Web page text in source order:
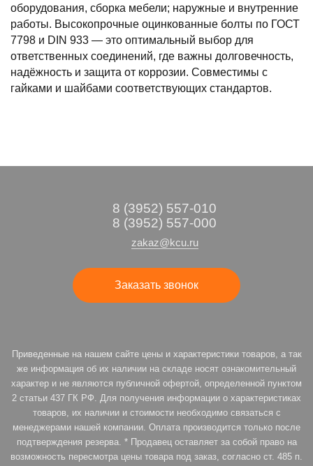
оборудования, сборка мебели; наружные и внутренние
работы. Высокопрочные оцинкованные болты по ГОСТ
7798 и DIN 933 — это оптимальный выбор для
ответственных соединений, где важны долговечность,
надёжность и защита от коррозии. Совместимы с
гайками и шайбами соответствующих стандартов.
8 (3952) 557-010
8 (3952) 557-000
zakaz@kcu.ru
Заказать звонок
Приведенные на нашем сайте цены и характеристики товаров, а так
же информация об их наличии на складе носят ознакомительный
характер и не являются публичной офертой, определенной пунктом
2 статьи 437 ГК РФ. Для получения информации о характеристиках
товаров, их наличии и стоимости необходимо связаться с
менеджерами нашей компании. Оплата производится только после
подтверждения резерва. * Продавец оставляет за собой право на
возможность пересмотра цены товара под заказ, согласно ст. 485 п.